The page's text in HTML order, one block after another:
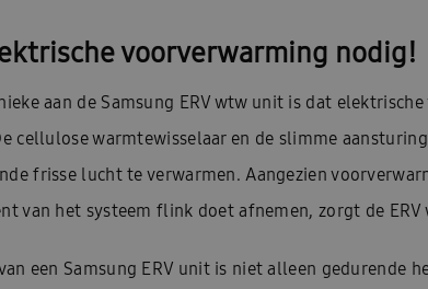
voorverwarming nodig!
aan de Samsung ERV wtw unit is dat
cellulose warmtewisselaar en de slimme
frisse lucht te verwarmen. Aangezien
van het systeem flink doet afnemen, zorgt de
een Samsung ERV unit is niet alleen gedurende